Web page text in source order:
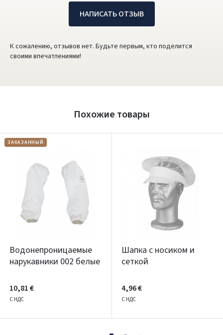
НАПИСАТЬ ОТЗЫВ
К сожалению, отзывов нет. Будьте первым, кто поделится
своими впечатлениями!
Похожие товары
ЗАКАЗАННЫЙ
Водонепроницаемые
нарукавники 002 белые
10,81 €
С НДС
Шапка с носиком и
сеткой
4,96 €
С НДС